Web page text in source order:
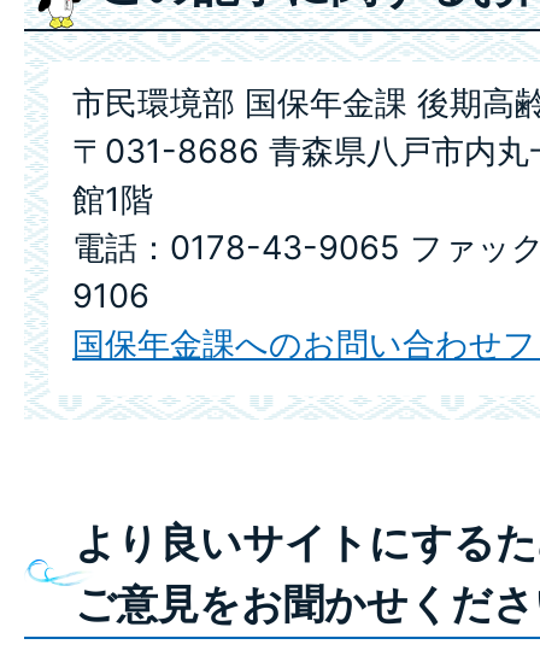
市民環境部 国保年金課 後期高
〒031-8686 青森県八戸市内丸
館1階
電話：0178-43-9065 ファッ
9106
国保年金課へのお問い合わせ
より良いサイトにする
ご意見をお聞かせくだ